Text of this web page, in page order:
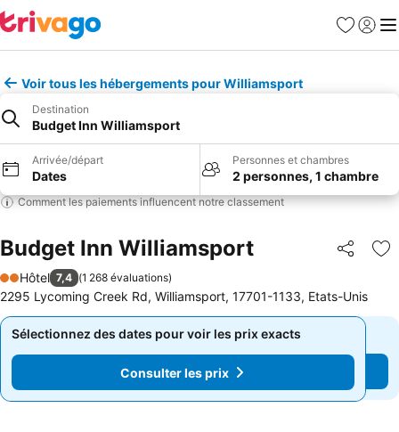
Favoris
Se
Voir tous les hébergements pour Williamsport
Destination
Budget Inn Williamsport
Arrivée/départ
Dates
Personnes et chambres
2 personnes, 1 chambre
Comment les paiements influencent notre classement
Budget Inn Williamsport Partager
2 Étoiles
Hôtel 7,4 (1 268 évaluations)
2295 Lycoming Creek Rd, Williamsport, 17701-1133, Etats-Unis
Sélectionnez des dates pour voir les prix exacts
Consulter les prix
Sélectionnez des dates pour voir les prix exacts
Consulter les prix